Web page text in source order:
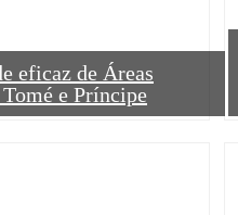
eficaz de Áreas
e Príncipe